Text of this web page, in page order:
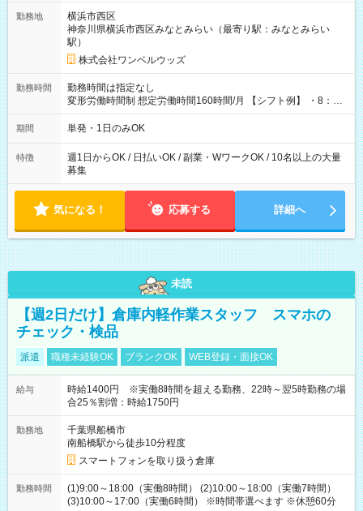
勤務地
横浜市西区
神奈川県横浜市西区みなとみらい（最寄り駅：みなとみらい
駅）
株式会社ワンベルウッズ
勤務時間
勤務時間は指定なし
変形労働時間制 想定労働時間160時間/月 【シフト例】 ・8：00
～21：00
期間 単発・1日のみOK
特徴
週1日からOK / 日払いOK / 副業・WワークOK / 10名以上の大量
募集
気になる！ 応募する 詳細へ
未読
【週2日だけ】倉庫内軽作業スタッフ スマホの
チェック・検品
派遣 職種未経験OK ブランクOK WEB登録・面接OK
給与
時給1400円 ※実働8時間を超える勤務、22時～翌5時勤務の場
合25％割増：時給1750円
勤務地
千葉県船橋市
南船橋駅から徒歩10分程度
スマートフォンを取り扱う倉庫
勤務時間
(1)9:00～18:00（実働8時間） (2)10:00～18:00（実働7時間）
(3)10:00～17:00（実働6時間） ※時間帯選べます ※休憩60分